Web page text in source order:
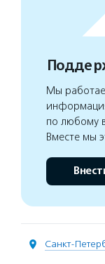
Мы
по любому
Вместе мы
Санкт-